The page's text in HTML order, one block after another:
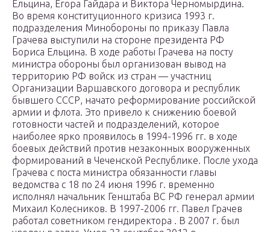
Ельцина, Егора Гайдара и Виктора Черномырдина.
Во время конституционного кризиса 1993 г.
подразделения Минобороны по приказу Павла
Грачева выступили на стороне президента РФ
Бориса Ельцина. В ходе работы Грачева на посту
министра обороны был организован вывод на
территорию РФ войск из стран — участниц
Организации Варшавского договора и республик
бывшего СССР, начато реформирование российской
армии и флота. Это привело к снижению боевой
готовности частей и подразделений, которое
наиболее ярко проявилось в 1994-1996 гг. в ходе
боевых действий против незаконных вооруженных
формирований в Чеченской Республике. После ухода
Грачева с поста министра обязанности главы
ведомства с 18 по 24 июня 1996 г. временно
исполнял начальник Генштаба ВС РФ генерал армии
Михаил Колесников. В 1997-2006 гг. Павел Грачев
работал советником гендиректора . В 2007 г. был